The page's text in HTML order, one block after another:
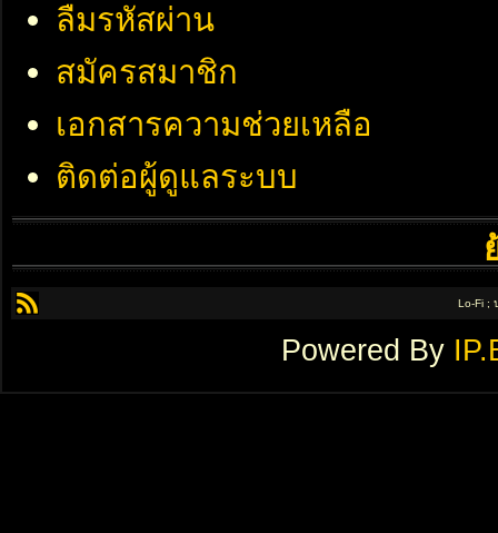
ลืมรหัสผ่าน
สมัครสมาชิก
เอกสารความช่วยเหลือ
ติดต่อผู้ดูแลระบบ
Lo-Fi ;
Powered By